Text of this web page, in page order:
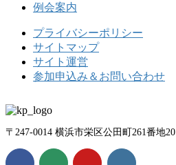
例会案内
プライバシーポリシー
サイトマップ
サイト運営
参加申込み＆お問い合わせ
〒247-0014 横浜市栄区公田町261番地20